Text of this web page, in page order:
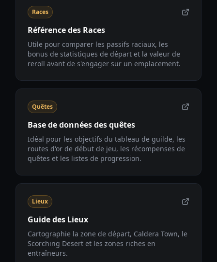
Races
Référence des Races
Utile pour comparer les passifs raciaux, les
bonus de statistiques de départ et la valeur de
reroll avant de s'engager sur un emplacement.
Quêtes
Base de données des quêtes
Idéal pour les objectifs du tableau de guilde, les
routes d'or de début de jeu, les récompenses de
quêtes et les listes de progression.
Lieux
Guide des Lieux
Cartographie la zone de départ, Caldera Town, le
Scorching Desert et les zones riches en
entraîneurs.